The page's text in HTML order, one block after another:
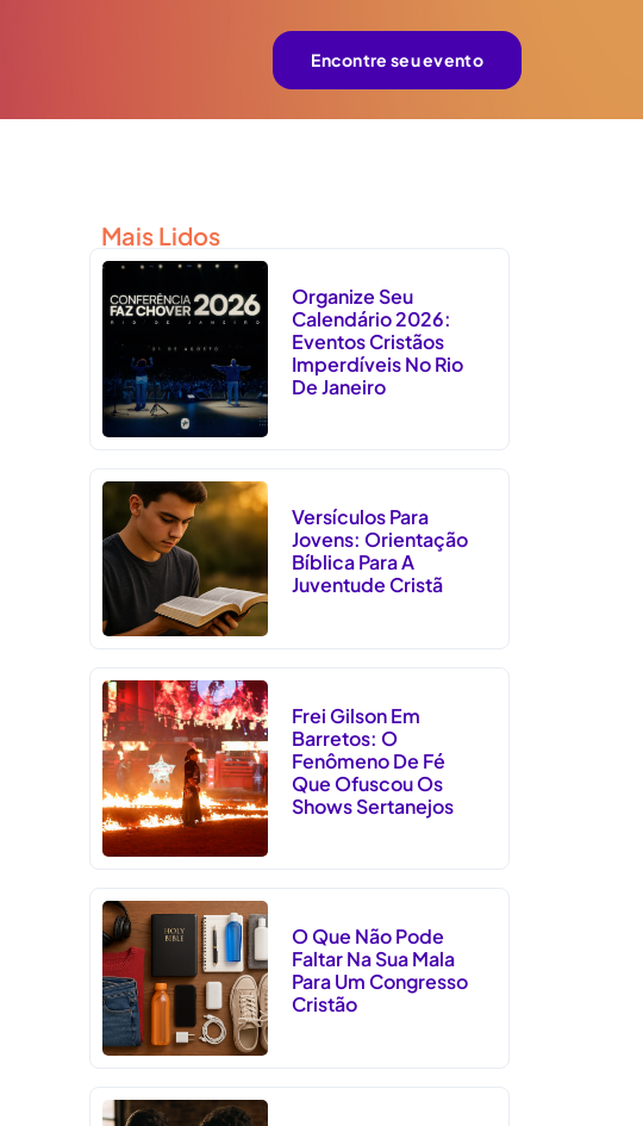
Encontre seu evento
Mais Lidos
Organize Seu
Calendário 2026:
Eventos Cristãos
Imperdíveis No Rio
De Janeiro
Versículos Para
Jovens: Orientação
Bíblica Para A
Juventude Cristã
Frei Gilson Em
Barretos: O
Fenômeno De Fé
Que Ofuscou Os
Shows Sertanejos
O Que Não Pode
Faltar Na Sua Mala
Para Um Congresso
Cristão